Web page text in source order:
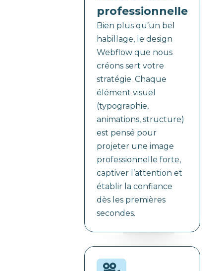
professionnelle
Bien plus qu’un bel
habillage, le design
Webflow que nous
créons sert votre
stratégie. Chaque
élément visuel
(typographie,
animations, structure)
est pensé pour
projeter une image
professionnelle forte,
captiver l’attention et
établir la confiance
dès les premières
secondes.